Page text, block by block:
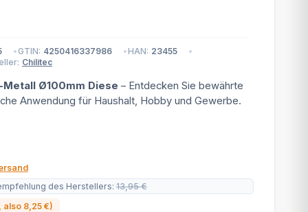
GTIN: 4250416337986 HAN: 23455
Chilitec
Metall Ø100mm Diese – Entdecken Sie bewährte
Anwendung für Haushalt, Hobby und Gewerbe.
des Herstellers:13,95 €
, also 8,25 €)